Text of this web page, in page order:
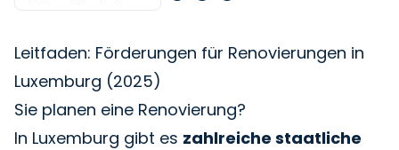
Leitfaden: Förderungen für Renovierungen in
Luxemburg (2025)
Sie planen eine Renovierung?
In Luxemburg gibt es zahlreiche staatliche